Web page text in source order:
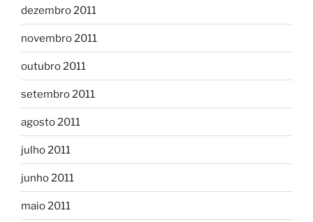
dezembro 2011
novembro 2011
outubro 2011
setembro 2011
agosto 2011
julho 2011
junho 2011
maio 2011